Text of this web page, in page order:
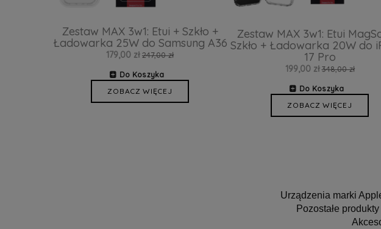
Zestaw MAX 3w1: Etui + Szkło +
Ładowarka 25W do Samsung A36
179,00 zł 247,00 zł
Do Koszyka
ZOBACZ WIĘCEJ
Zestaw MAX 3w1: Etui
Szkło + Ładowarka 20W do
17 Pro
199,00 zł 348,00 zł
Do Koszyka
ZOBACZ WIĘCEJ
Urządzenia marki
Pozostałe